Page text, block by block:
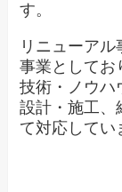
す。
リニューア
事業としてお
技術・ノウハ
設計・施工、
て対応してい